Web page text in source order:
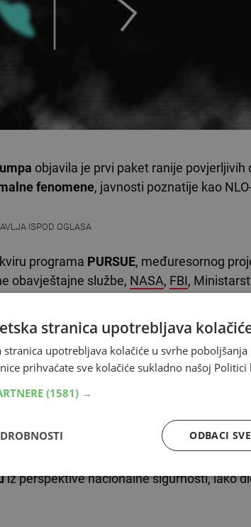
objavila je prvi paket ranije povjerljivih
fenomene, javnosti poznatije kao
ISPOD OGLASA
programa PURSUE, međuresornog
obavještajne službe, NASA, FBI,
u svim domenama.
videosnimke, fotografije i službene
je najavila kako će dodatni
naredbom o deklasifikaciji zapisa o
iz perspektive nacionalne sigurnosti, iako
stranica upotrebljava
stranica upotrebljava kolačiće u svrhe
prihvaćate sve kolačiće sukladno našoj Politici
(1581) →
ODBACI SVE